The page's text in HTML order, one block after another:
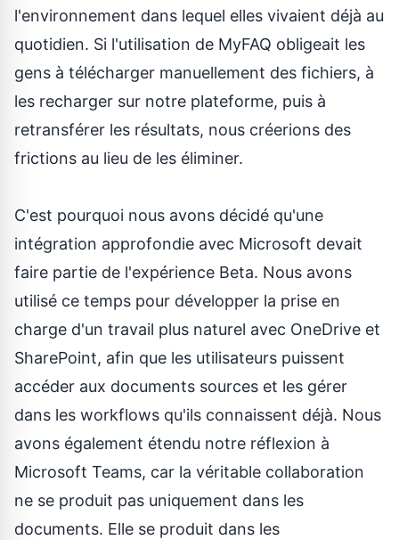
l'environnement dans lequel elles vivaient déjà au
quotidien. Si l'utilisation de MyFAQ obligeait les
gens à télécharger manuellement des fichiers, à
les recharger sur notre plateforme, puis à
retransférer les résultats, nous créerions des
frictions au lieu de les éliminer.
C'est pourquoi nous avons décidé qu'une
intégration approfondie avec Microsoft devait
faire partie de l'expérience Beta. Nous avons
utilisé ce temps pour développer la prise en
charge d'un travail plus naturel avec OneDrive et
SharePoint, afin que les utilisateurs puissent
accéder aux documents sources et les gérer
dans les workflows qu'ils connaissent déjà. Nous
avons également étendu notre réflexion à
Microsoft Teams, car la véritable collaboration
ne se produit pas uniquement dans les
documents. Elle se produit dans les